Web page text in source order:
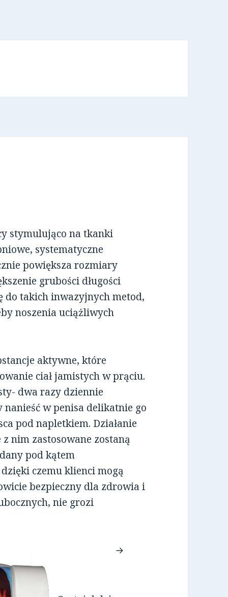
stymulująco na tkanki
systematyczne
powiększa rozmiary
grubości długości
do takich inwazyjnych metod,
noszenia uciążliwych
aktywne, które
ciał jamistych w prąciu.
dwa razy dziennie
w penisa delikatnie go
pod napletkiem. Działanie
nim zastosowane zostaną
pod kątem
czemu klienci mogą
bezpieczny dla zdrowia i
nie grozi
Krem Penis XL